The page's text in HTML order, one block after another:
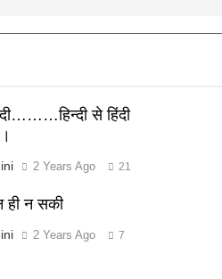
से हिंदी
2 Years Ago 21
ही न सकी
2 Years Ago 7